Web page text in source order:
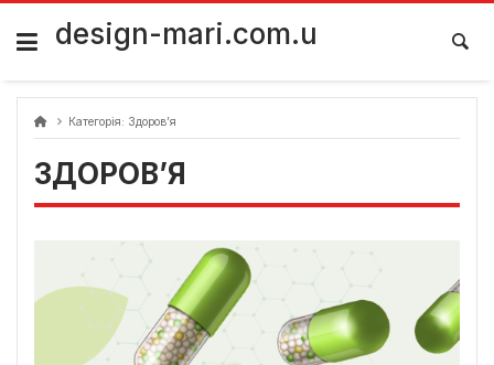
Skip
content
design-mari.com.u
Категорія: Здоров’я
ЗДОРОВ’Я